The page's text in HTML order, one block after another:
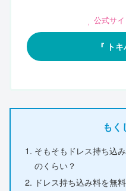
公式サ
『 ト
もく
そもそもドレス持ち込
のくらい？
ドレス持ち込み料を無